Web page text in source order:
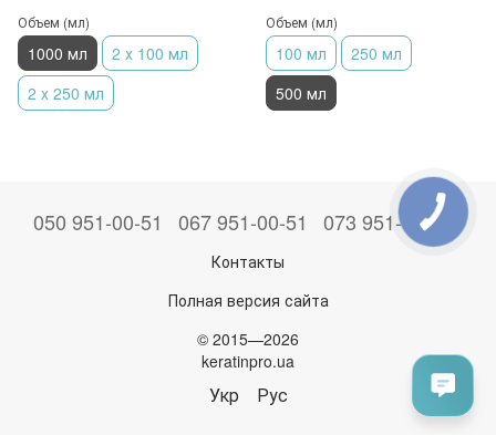
Объем (мл)
1000 мл
2 x 100 мл
2 x 250 мл
Объем (мл)
100 мл
250 мл
500 мл
050 951-00-51 067 951-00-51 073 951-00-51
Контакты
Полная версия сайта
© 2015—2026
keratinpro.ua
Укр Рус